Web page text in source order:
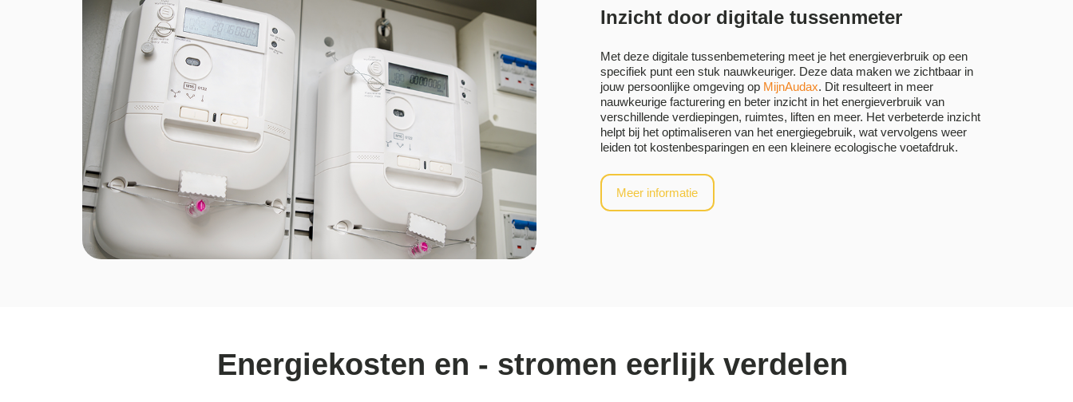
Inzicht door digitale tussenmeter
Met deze digitale tussenbemetering meet je het energieverbruik op een
specifiek punt een stuk nauwkeuriger. Deze data maken we zichtbaar in
jouw persoonlijke omgeving op MijnAudax. Dit resulteert in meer
nauwkeurige facturering en beter inzicht in het energieverbruik van
verschillende verdiepingen, ruimtes, liften en meer. Het verbeterde inzicht
helpt bij het optimaliseren van het energiegebruik, wat vervolgens weer
leiden tot kostenbesparingen en een kleinere ecologische voetafdruk.
Meer informatie
Energiekosten en - stromen eerlijk verdelen